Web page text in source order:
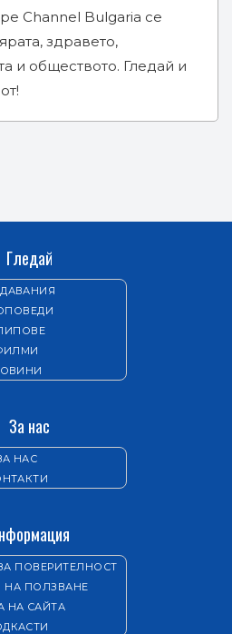
Channel Bulgaria се
здравето,
и обществото. Гледай и
Гледай
За нас
НАС
ПОВЕРИТЕЛНОСТ
НА ПОЛЗВАНЕ
НА САЙТА